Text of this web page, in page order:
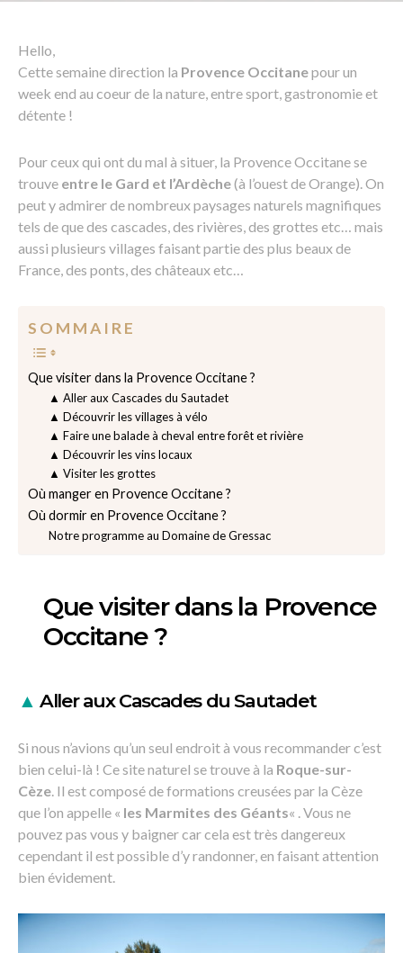
Hello,
Cette semaine direction la Provence Occitanepour un
week end au coeur de la nature, entre sport, gastronomie et
détente !
Pour ceux qui ont du mal à situer, la Provence Occitane se
trouve entre le Gard et l’Ardèche(à l’ouest de Orange). On
peut y admirer de nombreux paysages naturels magnifiques
tels de que des cascades, des rivières, des grottes etc… mais
aussi plusieurs villages faisant partie des plus beaux de
France, des ponts, des châteaux etc…
S O M M A I R E
Que visiter dans la Provence Occitane ?
▲ Aller aux Cascades du Sautadet
▲ Découvrir les villages à vélo
▲ Faire une balade à cheval entre forêt et rivière
▲ Découvrir les vins locaux
▲ Visiter les grottes
Où manger en Provence Occitane ?
Où dormir en Provence Occitane ?
Notre programme au Domaine de Gressac
Que visiter dans la Provence
Occitane ?
▲Aller aux Cascades du Sautadet
Si nous n’avions qu’un seul endroit à vous recommander c’est
bien celui-là ! Ce site naturel se trouve à la Roque-sur-
Cèze. Il est composé de formations creusées par la Cèze
que l’on appelle « les Marmites des Géants« . Vous ne
pouvez pas vous y baigner car cela est très dangereux
cependant il est possible d’y randonner, en faisant attention
bien évidement.